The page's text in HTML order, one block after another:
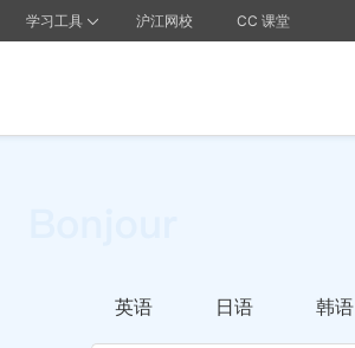
学习工具 沪江网校 CC 课堂
英语 日语 韩语